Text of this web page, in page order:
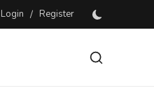
Login / Register